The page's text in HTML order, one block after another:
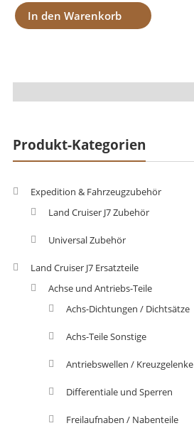
In den Warenkorb
Produkt-Kategorien
Expedition & Fahrzeugzubehör
Land Cruiser J7 Zubehör
Universal Zubehör
Land Cruiser J7 Ersatzteile
Achse und Antriebs-Teile
Achs-Dichtungen / Dichtsätze
Achs-Teile Sonstige
Antriebswellen / Kreuzgelenke
Differentiale und Sperren
Freilaufnaben / Nabenteile